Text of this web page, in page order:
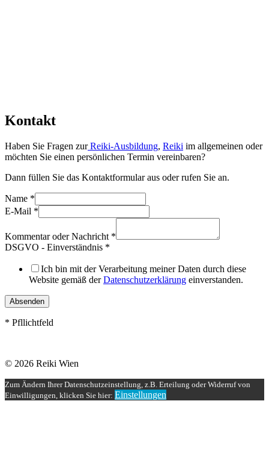
Kontakt
Haben Sie Fragen zurReiki-Ausbildung, Reiki im allgemeinen oder
möchten Sie einen persönlichen Termin vereinbaren?
Dann füllen Sie das Kontaktformular aus oder rufen Sie an.
Name *
E-Mail *
Kommentar oder Nachricht *
DSGVO - Einverständnis *
Ich bin mit der Verarbeitung meiner Daten durch diese
Website gemäß derDatenschutzerklärung einverstanden.
Absenden
* Pfllichtfeld
© 2026 Reiki Wien
Zum Ändern Ihrer Datenschutzeinstellung, z.B. Erteilung oder Widerruf von
Einwilligungen, klicken Sie hier: Einstellungen